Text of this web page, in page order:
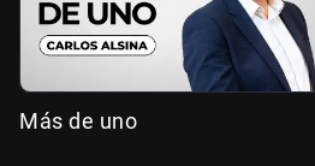
Más de uno